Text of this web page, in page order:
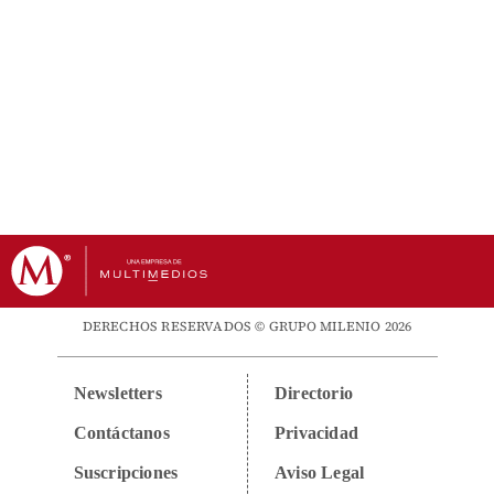
DERECHOS RESERVADOS © GRUPO MILENIO 2026
Newsletters
Contáctanos
Suscripciones
Directorio
Privacidad
Aviso Legal